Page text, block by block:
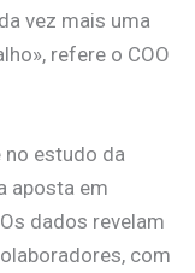
vez mais uma
refere o COO
no estudo da
aposta em
dados revelam
com